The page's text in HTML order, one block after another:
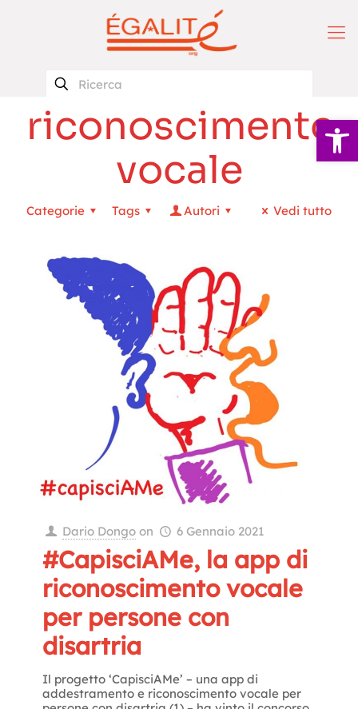
Apri la
riconoscimento
vocale
Categorie Tags Autori Vedi tutto
Dario Dongo on 6 Gennaio 2021
#CapisciAMe, la app di
riconoscimento vocale
per persone con
disartria
Il progetto ‘CapisciAMe’ – una app di
addestramento e riconoscimento vocale per